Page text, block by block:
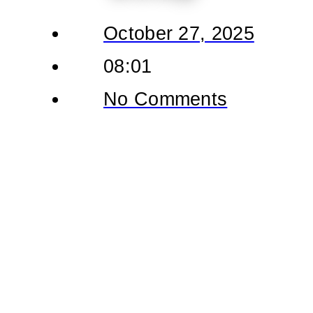
October 27, 2025
08:01
No Comments